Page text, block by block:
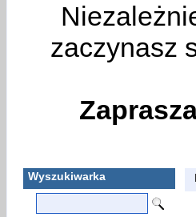
zaczynasz
Wyszukiwarka